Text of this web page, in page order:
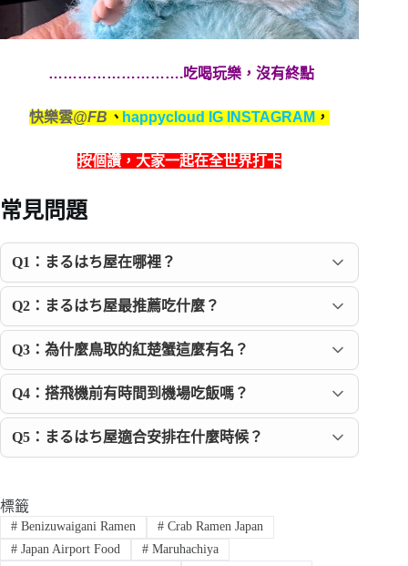
……………………….吃喝玩樂，沒有終點
快樂雲@FB 、 happycloud IG INSTAGRAM ，
按個讚， 大家一起在全世界打卡
常見問題
Q1：まるはち屋在哪裡？
Q2：まるはち屋最推薦吃什麼？
Q3：為什麼鳥取的紅楚蟹這麼有名？
Q4：搭飛機前有時間到機場吃飯嗎？
Q5：まるはち屋適合安排在什麼時候？
標籤
#Benizuwaigani Ramen #Crab Ramen Japan
#Japan Airport Food #Maruhachiya